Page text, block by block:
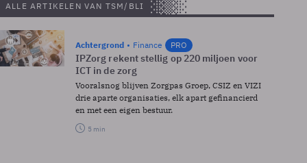
ALLE ARTIKELEN VAN TSM/BLI
Achtergrond Finance PRO
IPZorg rekent stellig op 220 miljoen voor
ICT in de zorg
Vooralsnog blijven Zorgpas Groep, CSIZ en VIZI
drie aparte organisaties, elk apart gefinancierd
en met een eigen bestuur.
5 min